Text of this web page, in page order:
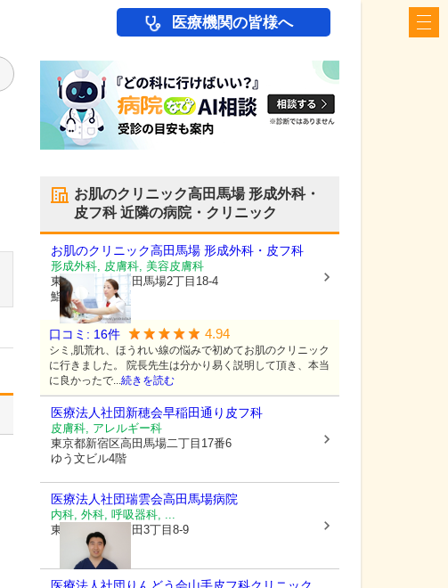
医療機関の皆様へ
お肌のクリニック高田馬場 形成外科・
皮フ科近隣の病院・クリニック
お肌のクリニック高田馬場 形成外科・皮フ科
形成外科, 皮膚科, 美容皮膚科
東京都新宿区 高田馬場2丁目18-4
鮨源ビル6階
口コミ: 16件 4.94
シミ,肌荒れ、ほうれい線の悩みで初めてお肌のクリニック
に行きました。 院長先生は分かり易く説明して頂き、本当
に良かったで...続きを読む
医療法人社団新穂会早稲田通り皮フ科
皮膚科, アレルギー科
東京都新宿区高田馬場二丁目17番6
ゆう文ビル4階
医療法人社団瑞雲会高田馬場病院
内科, 外科, 呼吸器科, ...
東京都豊島区
高田3丁目8-9